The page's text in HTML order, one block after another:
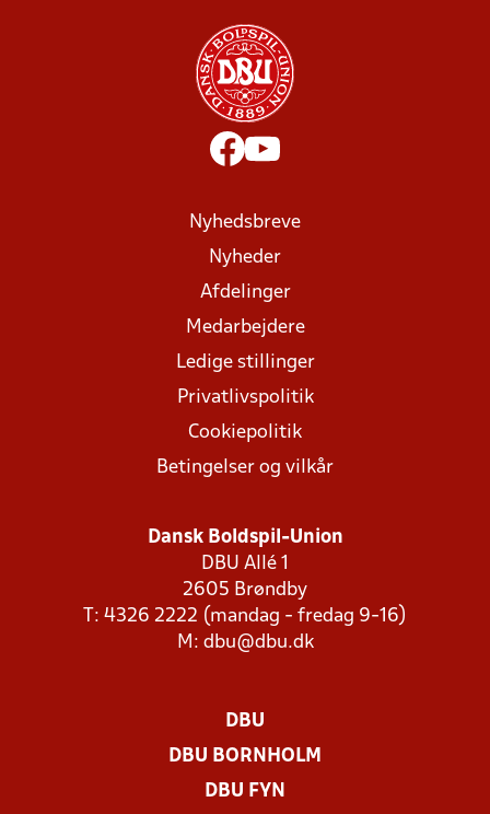
Nyhedsbreve
Nyheder
Afdelinger
Medarbejdere
Ledige stillinger
Privatlivspolitik
Cookiepolitik
Betingelser og vilkår
Dansk Boldspil-Union
DBU Allé 1
2605 Brøndby
T: 4326 2222 (mandag - fredag 9-16)
M: dbu@dbu.dk
DBU
DBU BORNHOLM
DBU FYN